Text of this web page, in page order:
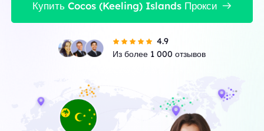
Купить Cocos (Keeling) Islands Прокси
4.9
Из более 1 000 отзывов